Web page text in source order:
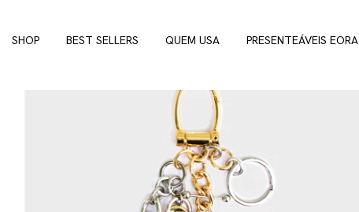
SHOP BEST SELLERS QUEM USA PRESENTEÁVEIS EORA